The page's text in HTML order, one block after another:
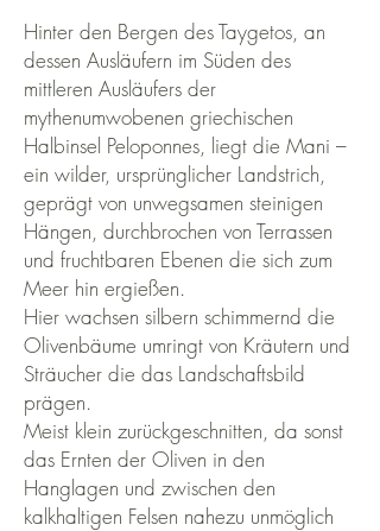
Hinter den Bergen des Taygetos, an
dessen Ausläufern im Süden des
mittleren Ausläufers der
mythenumwobenen griechischen
Halbinsel Peloponnes, liegt die Mani –
ein wilder, ursprünglicher Landstrich,
geprägt von unwegsamen steinigen
Hängen, durchbrochen von Terrassen
und fruchtbaren Ebenen die sich zum
Meer hin ergießen.
Hier wachsen silbern schimmernd die
Olivenbäume umringt von Kräutern und
Sträucher die das Landschaftsbild
prägen.
Meist klein zurückgeschnitten, da sonst
das Ernten der Oliven in den
Hanglagen und zwischen den
kalkhaltigen Felsen nahezu unmöglich